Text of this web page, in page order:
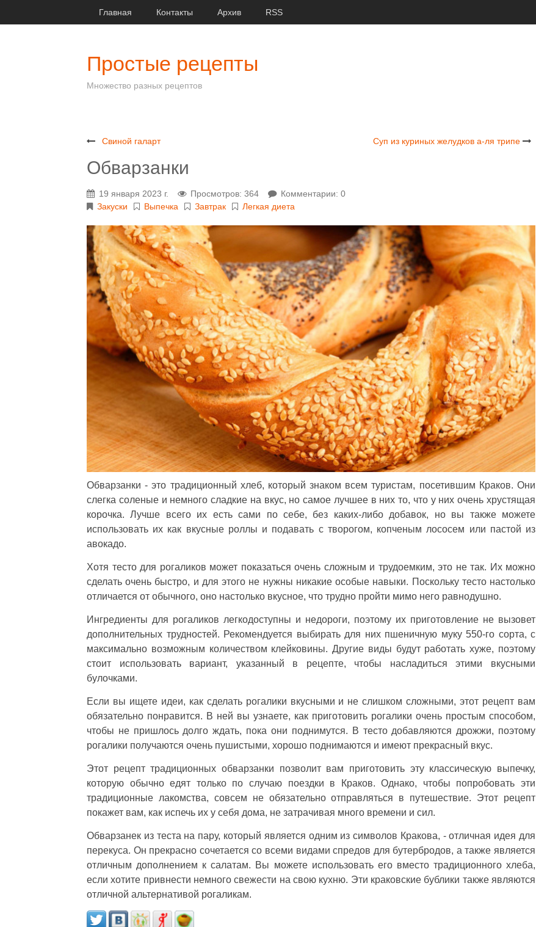
Главная Контакты Архив RSS
Простые рецепты
Множество разных рецептов
Свиной галарт Суп из куриных желудков а-ля трипе
Обварзанки
19 января 2023 г. Просмотров: 364
Комментарии: 0
Закуски
Выпечка Завтрак Легкая диета
Обварзанки - это традиционный хлеб, который знаком всем туристам, посетившим Краков. Они
слегка соленые и немного сладкие на вкус, но самое лучшее в них то, что у них очень хрустящая
корочка. Лучше всего их есть сами по себе, без каких-либо добавок, но вы также можете
использовать их как вкусные роллы и подавать с творогом, копченым лососем или пастой из
авокадо.
Хотя тесто для рогаликов может показаться очень сложным и трудоемким, это не так. Их можно
сделать очень быстро, и для этого не нужны никакие особые навыки. Поскольку тесто настолько
отличается от обычного, оно настолько вкусное, что трудно пройти мимо него равнодушно.
Ингредиенты для рогаликов легкодоступны и недороги, поэтому их приготовление не вызовет
дополнительных трудностей. Рекомендуется выбирать для них пшеничную муку 550-го сорта, с
максимально возможным количеством клейковины. Другие виды будут работать хуже, поэтому
стоит использовать вариант, указанный в рецепте, чтобы насладиться этими вкусными
булочками.
Если вы ищете идеи, как сделать рогалики вкусными и не слишком сложными, этот рецепт вам
обязательно понравится. В ней вы узнаете, как приготовить рогалики очень простым способом,
чтобы не пришлось долго ждать, пока они поднимутся. В тесто добавляются дрожжи, поэтому
рогалики получаются очень пушистыми, хорошо поднимаются и имеют прекрасный вкус.
Этот рецепт традиционных обварзанки позволит вам приготовить эту классическую выпечку,
которую обычно едят только по случаю поездки в Краков. Однако, чтобы попробовать эти
традиционные лакомства, совсем не обязательно отправляться в путешествие. Этот рецепт
покажет вам, как испечь их у себя дома, не затрачивая много времени и сил.
Обварзанек из теста на пару, который является одним из символов Кракова, - отличная идея для
перекуса. Он прекрасно сочетается со всеми видами спредов для бутербродов, а также является
отличным дополнением к салатам. Вы можете использовать его вместо традиционного хлеба,
если хотите привнести немного свежести на свою кухню. Эти краковские бублики также являются
отличной альтернативой рогаликам.